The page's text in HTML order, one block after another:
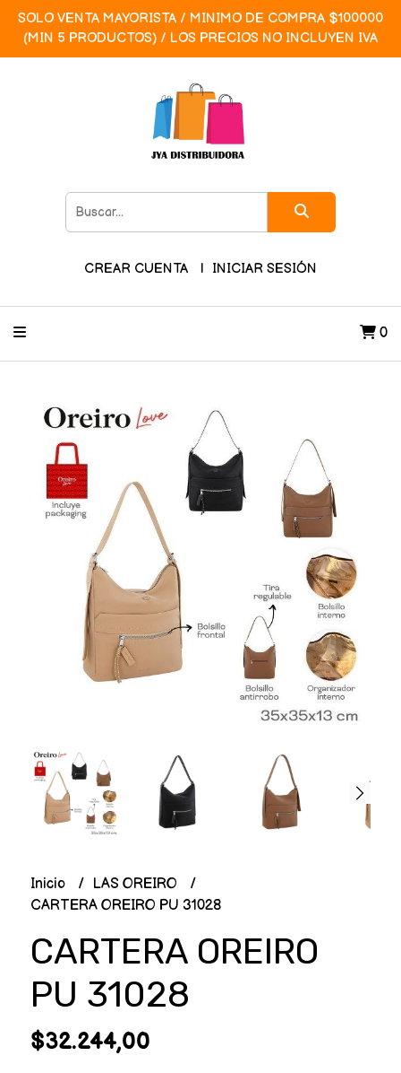
SOLO VENTA MAYORISTA / MINIMO DE COMPRA $100000
(MIN 5 PRODUCTOS) / LOS PRECIOS NO INCLUYEN IVA
CREAR CUENTA INICIAR SESIÓN
0
Inicio
LAS OREIRO
CARTERA OREIRO PU 31028
CARTERA OREIRO
PU 31028
$32.244,00